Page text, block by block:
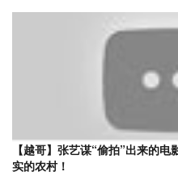
【越哥】张艺谋“偷拍”出来的
实的农村！